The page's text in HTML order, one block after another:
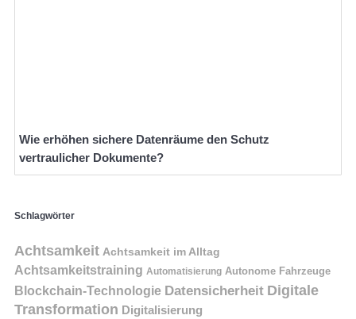
Wie erhöhen sichere Datenräume den Schutz
vertraulicher Dokumente?
Schlagwörter
Achtsamkeit Achtsamkeit im Alltag
Achtsamkeitstraining Automatisierung Autonome Fahrzeuge
Blockchain-Technologie Datensicherheit Digitale
Transformation Digitalisierung